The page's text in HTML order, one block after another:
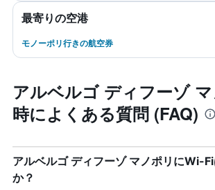
最寄りの空港
モノーポリ行きの航空券
アルベルゴ ディフーゾ
時によくある質問 (FAQ)
アルベルゴ ディフーゾ マノポリにWi-
か？